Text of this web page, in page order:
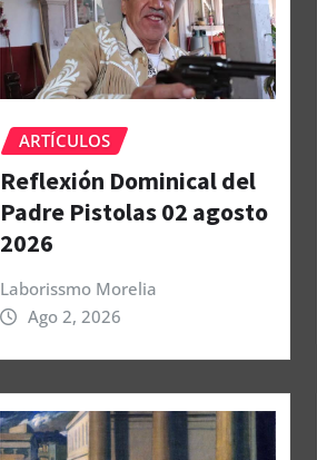
ARTÍCULOS
Reflexión Dominical del
Padre Pistolas 02 agosto
2026
Laborissmo Morelia
Ago 2, 2026